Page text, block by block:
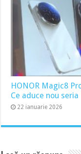
HONOR Magic8
Ce aduce nou
22 ianuarie 2026